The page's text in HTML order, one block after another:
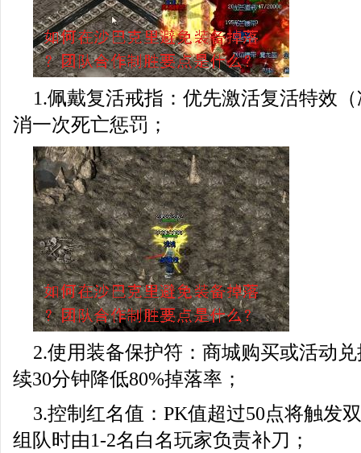
1.佩戴复活戒指：优先激活复活特效
消一次死亡惩罚；
2.使用装备保护符：商城购买或活动
续30分钟降低80%掉落率；
3.控制红名值：PK值超过50点将触发
组队时由1-2名白名玩家负责补刀；